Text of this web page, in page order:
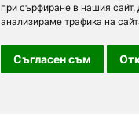
при сърфиране в нашия
анализираме трафика на
Съгласен съм